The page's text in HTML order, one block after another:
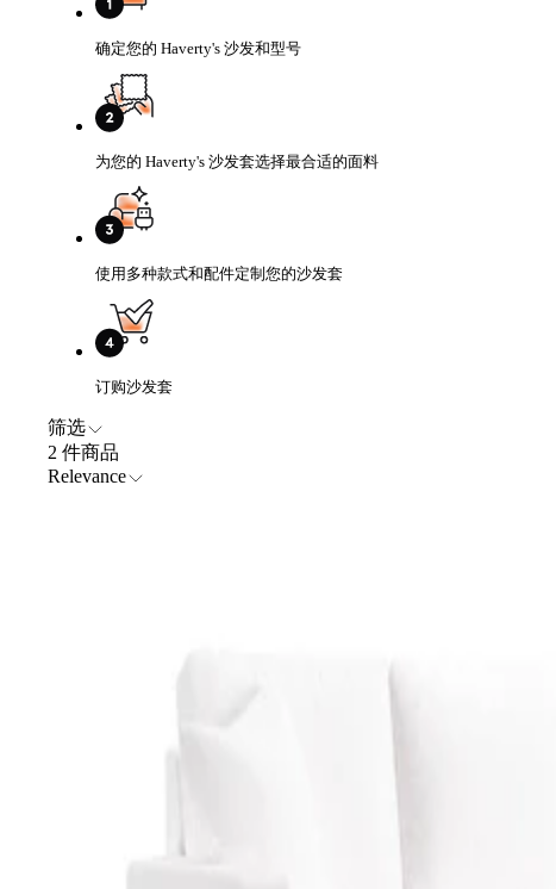
确定您的 Haverty's 沙发和型号
为您的 Haverty's 沙发套选择最合适的面料
使用多种款式和配件定制您的沙发套
订购沙发套
筛选
2 件商品
Relevance